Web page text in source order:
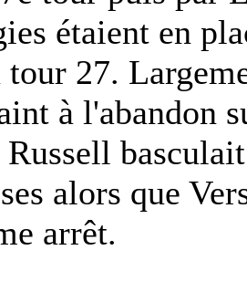
étaient en
tour 27.
à l'abandon
alors que
arrêt.